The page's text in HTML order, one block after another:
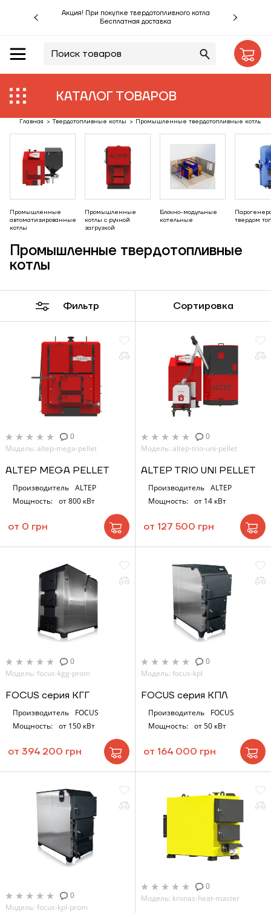
Акция! При покупке твердотопливного котла
Бесплатная доставка
КАТАЛОГ ТОВАРОВ
Акции %
Производители
Объекты
Монтаж
Клиентам
Статьи
Главная > Твердотопливные котлы > Промышленные твердотопливные котлы
Промышленные
автоматизированные
котлы
Промышленные
котлы с ручной
загрузкой
Блочно-модульные
котельные
твердом
Промышленные твердотопливные
котлы
Фильтр Сортировка
0
Модель: altep-mega-pellet
ALTEP MEGA PELLET
Производитель ALTEP
Мощность: от 800 кВт
от 0 грн
0
Модель: altep-trio-uni-pellet
ALTEP TRIO UNI PELLET
Производитель ALTEP
Мощность: от 14 кВт
от 127 500 грн
0
Модель: focus-kgg-prom
FOCUS серия КГГ
Производитель
FOCUS
Мощность: от 150 кВт
от 394 200 грн
0
Модель: focus-kpl
FOCUS серия КПЛ
Производитель
FOCUS
Мощность: от 50 кВт
от 164 000 грн
0
Модель: focus-kpl-prom
0
Модель: kronas-heat-master